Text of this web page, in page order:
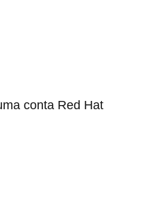
conta Red Hat